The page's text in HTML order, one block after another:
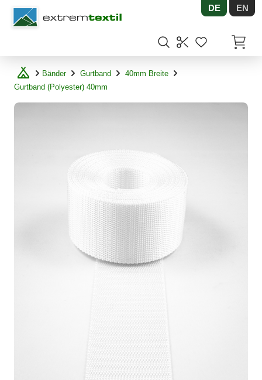
Shopware DE EN
Bänder Gurtband
40mm Breite
Gurtband (Polyester) 40mm